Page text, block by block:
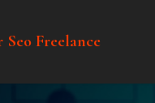
Freelance